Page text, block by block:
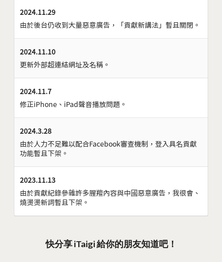
2024.11.29
由於後台仍收到大量惡意廣告，「貢獻新講法」暫且關閉。
2024.11.10
更新外部超連結網址及名稱。
2024.11.7
修正iPhone、iPad聲音播放問題。
2024.3.28
由於人力不足難以配合Facebook審查機制，登入具名貢獻
功能暫且下架。
2023.11.13
由於貢獻紀錄參雜許多腥羶內容與中國惡意廣告，我很會、
燒燙燙新詞暫且下架。
快分享 iTaigi 給你的朋友知道吧！